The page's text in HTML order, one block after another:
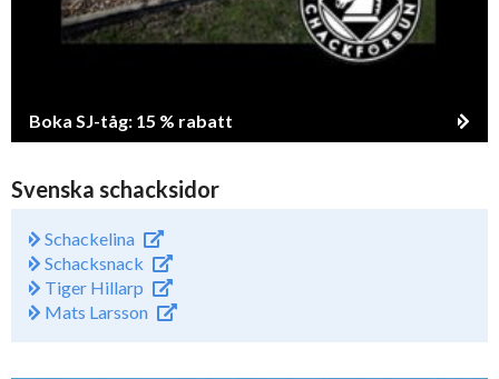
Boka SJ-tåg: 15 % rabatt
Svenska schacksidor
Schackelina
Schacksnack
Tiger Hillarp
Mats Larsson